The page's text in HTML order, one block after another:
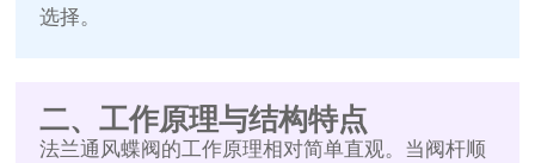
选择。
二、工作原理与结构特点
法兰通风蝶阀的工作原理相对简单直观。当阀杆顺